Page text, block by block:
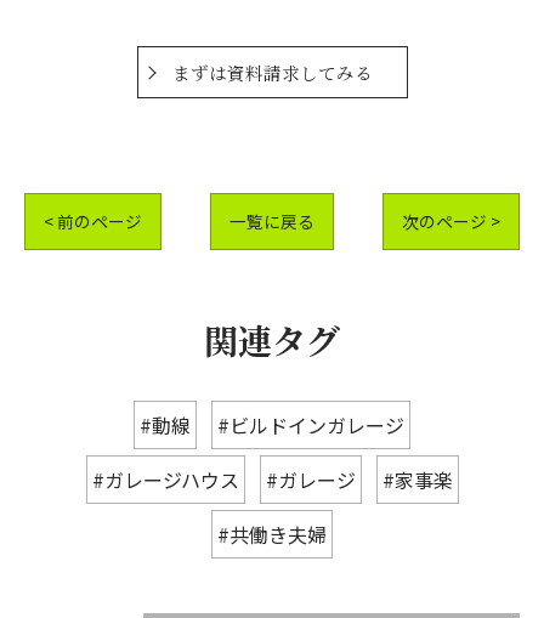
まずは資料請求してみる
< 前のページ 一覧に戻る 次のページ >
関連タグ
#動線
#ビルドインガレージ
#ガレージハウス
#ガレージ
#家事楽
#共働き夫婦